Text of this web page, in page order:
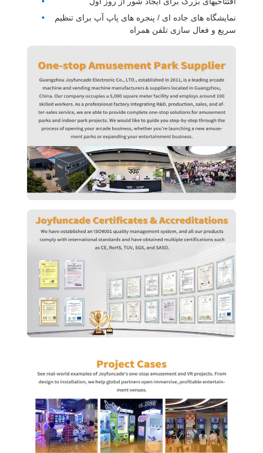
نمایشگاه های جاده ای / پنجره های پاپ آپ برای تنظیم
سریع و فعال سازی تلفن همراه